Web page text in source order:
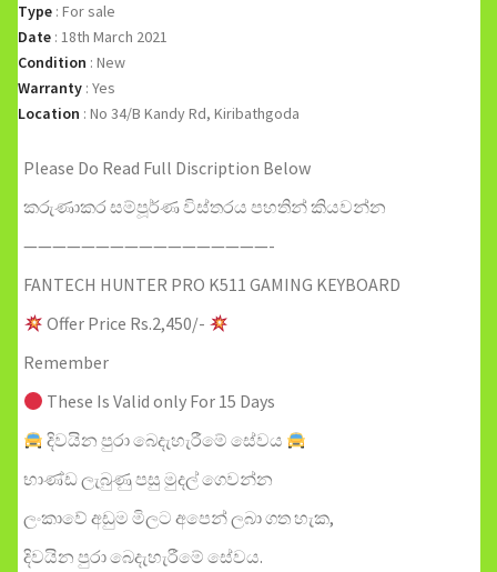
Type : For sale
Date : 18th March 2021
Condition : New
Warranty : Yes
Location : No 34/B Kandy Rd, Kiribathgoda
Please Do Read Full Discription Below
කරුණාකර සම්පූර්ණ විස්තරය පහතින් කියවන්න
—————————————————-
FANTECH HUNTER PRO K511 GAMING KEYBOARD
Offer Price Rs.2,450/-
Remember
These Is Valid only For 15 Days
දිවයින පුරා බෙදැහැරීමේ සේවය
භාණ්ඩ ලැබුණු පසු මුදල් ගෙවන්න
ලංකාවේ අඩුම මිලට අපෙන් ලබා ගත හැක,
දිවයින පුරා බෙදැහැරීමේ සේවය.